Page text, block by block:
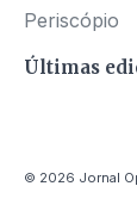
Periscópio
Últimas
© 2026 Jornal